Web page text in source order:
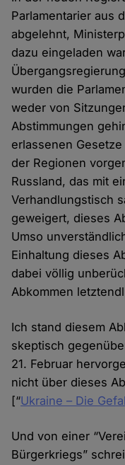
Parlamentarier aus
abgelehnt,
dazu eingeladen
wurden die
weder von
Abstimmungen
erlassenen
der Regionen
Russland, das mit
Verhandlungstisch
geweigert, dieses
Umso
Einhaltung dieses
dabei völlig
Abkommen
Ich stand diesem
skeptisch
21. Februar
nicht über dieses
[“Ukraine – Die
Und von einer
Bürgerkriegs”